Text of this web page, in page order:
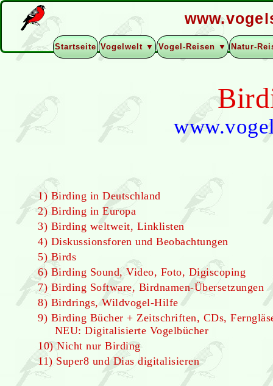
Startseite Vogelwelt ▼ Vogel-Reisen ▼ Natur-
1) Birding in Deutschland
2) Birding in Europa
3) Birding weltweit, Linklisten
4) Diskussionsforen und Beobachtungen
5) Birds
6) Birding Sound, Video, Foto, Digiscoping
7) Birding Software, Birdnamen-Übersetzungen
8) Birdrings, Wildvogel-Hilfe
9) Birding Bücher + Zeitschriften, CDs,
NEU: Digitalisierte Vogelbücher
10) Nicht nur Birding
11) Super8 und Dias digitalisieren